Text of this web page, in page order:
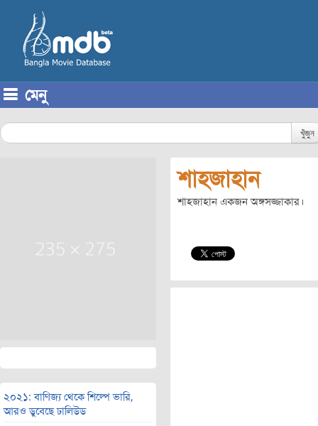
মেনু
খুঁজুন
২০২১: বাণিজ্য থেকে শিল্পে ভারি,
আরও ডুবেছে ঢালিউড
শাহজাহান
শাহজাহান একজন অঙ্গসজ্জাকার।